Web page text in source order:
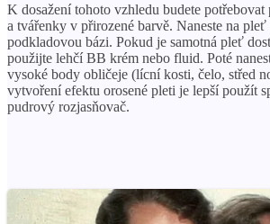
K dosažení tohoto vzhledu budete potřebovat
a tvářenky v přirozené barvě. Naneste na pleť
podkladovou bázi. Pokud je samotná pleť
použijte lehčí BB krém nebo fluid. Poté
vysoké body obličeje (lícní kosti, čelo, střed
vytvoření efektu orosené pleti je lepší použít
pudrový rozjasňovač.